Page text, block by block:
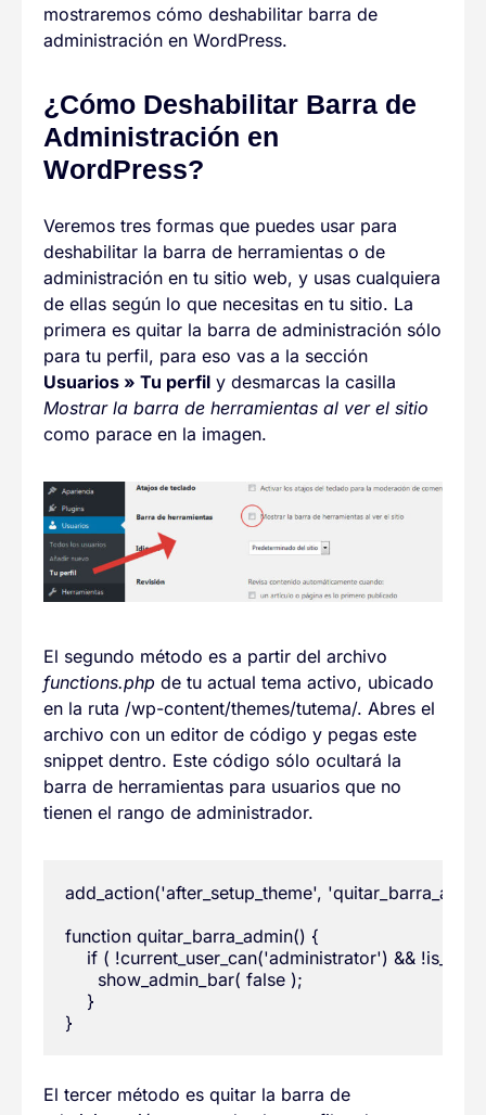
mostraremos cómo deshabilitar barra de
administración en WordPress.
¿Cómo Deshabilitar Barra de
Administración en
WordPress?
Veremos tres formas que puedes usar para
deshabilitar la barra de herramientas o de
administración en tu sitio web, y usas cualquiera
de ellas según lo que necesitas en tu sitio. La
primera es quitar la barra de administración sólo
para tu perfil, para eso vas a la sección
Usuarios» Tu perfil y desmarcas la casilla
Mostrar la barra de herramientas al ver el sitio
como parace en la imagen.
El segundo método es a partir del archivo
functions.php de tu actual tema activo, ubicado
en la ruta /wp-content/themes/tutema/. Abres el
archivo con un editor de código y pegas este
snippet dentro. Este código sólo ocultará la
barra de herramientas para usuarios que no
tienen el rango de administrador.
add_action('after_setup_theme',
function quitar_barra_admin() {
if ( !current_user_can('administrator') &&
      show_admin_bar( false );
    }
El tercer método es quitar la barra de